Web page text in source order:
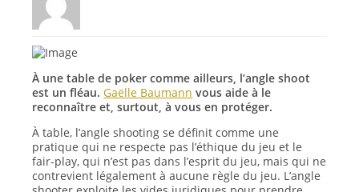
À une table de poker comme ailleurs, l’angle shoot
est un fléau.Gaëlle Baumann vous aide à le
reconnaître et, surtout, à vous en protéger.
À table, l’angle shooting se définit comme une
pratique qui ne respecte pas l’éthique du jeu et le
fair-play, qui n’est pas dans l’esprit du jeu, mais qui ne
contrevient légalement à aucune règle du jeu. L’angle